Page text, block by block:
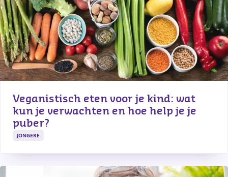
Veganistisch eten voor je kind: wat
kun je verwachten en hoe help je je
puber?
JONGERE